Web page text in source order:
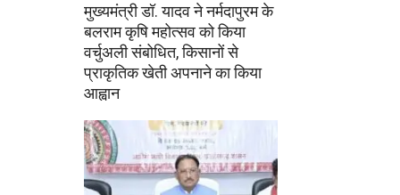
मुख्यमंत्री डॉ. यादव ने नर्मदापुरम के
बलराम कृषि महोत्सव को किया
वर्चुअली संबोधित, किसानों से
प्राकृतिक खेती अपनाने का किया
आह्वान